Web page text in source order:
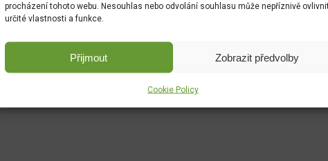
procházení tohoto webu. Nesouhlas nebo odvolání souhlasu může nepříznivě
určité vlastnosti a funkce.
Přijmout Zobrazit předvolby
Cookie Policy